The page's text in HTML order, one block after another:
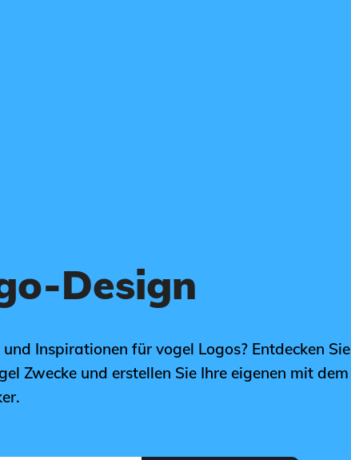
Design
Inspirationen für vogel Logos? Entdecken Sie
Zwecke und erstellen Sie Ihre eigenen mit dem